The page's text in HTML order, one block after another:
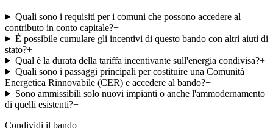
Quali sono i requisiti per i comuni che possono accedere al
contributo in conto capitale?+
È possibile cumulare gli incentivi di questo bando con altri aiuti di
stato?+
Qual è la durata della tariffa incentivante sull'energia condivisa?+
Quali sono i passaggi principali per costituire una Comunità
Energetica Rinnovabile (CER) e accedere al bando?+
Sono ammissibili solo nuovi impianti o anche l'ammodernamento
di quelli esistenti?+
Condividi il bando